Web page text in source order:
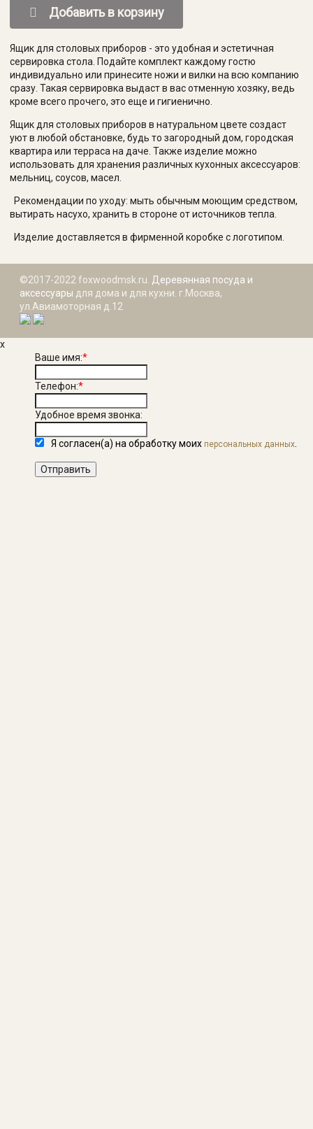
Добавить в корзину
Ящик для столовых приборов - это удобная и эстетичная
сервировка стола. Подайте комплект каждому гостю
индивидуально или принесите ножи и вилки на всю компанию
сразу. Такая сервировка выдаст в вас отменную хозяку, ведь
кроме всего прочего, это еще и гигиенично.
Ящик для столовых приборов в натуральном цвете создаст
уют в любой обстановке, будь то загородный дом, городская
квартира или терраса на даче. Также изделие можно
использовать для хранения различных кухонных аксессуаров:
мельниц, соусов, масел.
Рекомендации по уходу: мыть обычным моющим средством,
вытирать насухо, хранить в стороне от источников тепла.
Изделие доставляется в фирменной коробке с логотипом.
©2017-2022 foxwoodmsk.ru. Деревянная посуда и
аксессуары для дома и для кухни. г.Москва,
ул.Авиамоторная д.12
x
Ваше имя:*
Телефон:*
Удобное время звонка:
Я согласен(а) на обработку моих персональных данных.